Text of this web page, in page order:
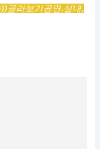
골라보기공연,실내,